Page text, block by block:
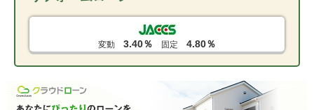
変動 3.40％ 固定 4.80％